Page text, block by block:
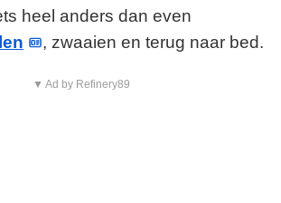
heel anders dan even
, zwaaien en terug naar bed.
▼ Ad by Refinery89